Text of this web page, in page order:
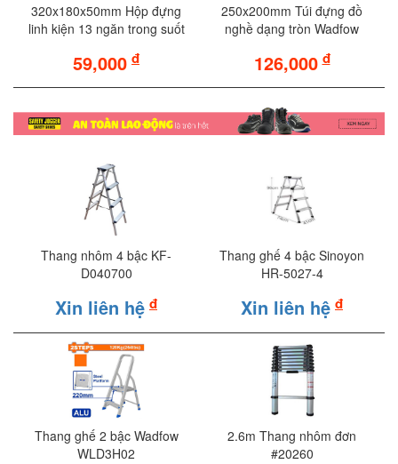
320x180x50mm Hộp đựng
linh kiện 13 ngăn trong suốt
59,000 đ
250x200mm Túi đựng đồ
nghề dạng tròn Wadfow
126,000 đ
Thang nhôm 4 bậc KF-
D040700
Xin liên hệ đ
Thang ghế 4 bậc Sinoyon
HR-5027-4
Xin liên hệ đ
Thang ghế 2 bậc Wadfow
WLD3H02
2.6m Thang nhôm đơn
#20260